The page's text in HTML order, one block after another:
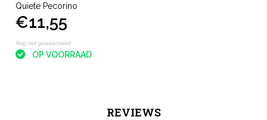
Quiete Pecorino
€11,55
Nog niet gewaardeerd
OP VOORRAAD
REVIEWS